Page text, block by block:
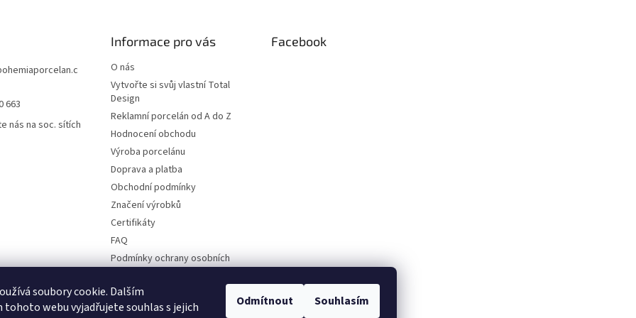
soubory cookie. Dalším
tohoto webu vyjadřujete souhlas s jejich
Odmítnout Souhlasím
663
nás na soc. sítích
Informace pro vás
O nás
Vytvořte si svůj vlastní Total
Design
Reklamní porcelán od A do Z
Hodnocení obchodu
Výroba porcelánu
Doprava a platba
Obchodní podmínky
Značení výrobků
Certifikáty
FAQ
Podmínky ochrany osobních
údajů
Ruční malba
Kontakty
Facebook